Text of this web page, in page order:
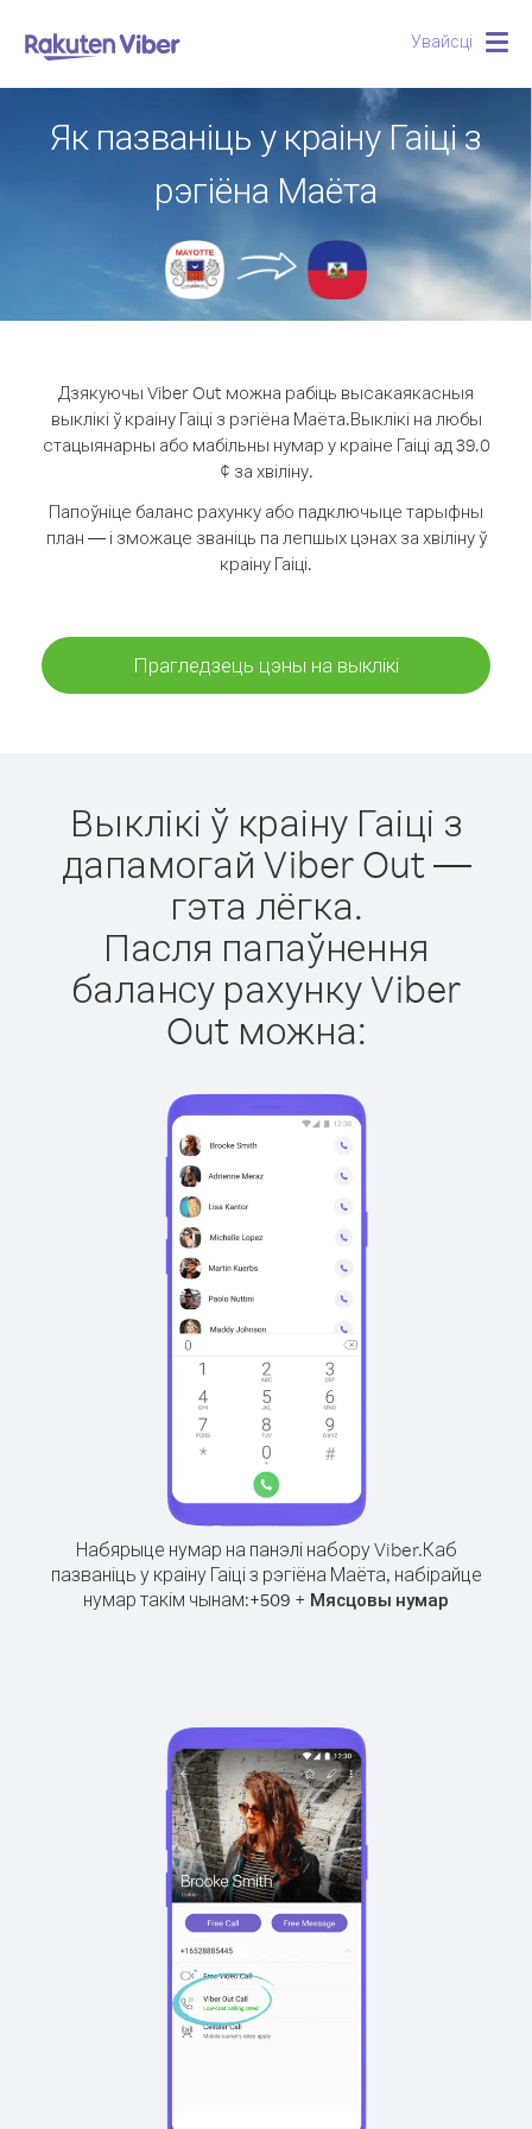
Увайсці
Як пазваніць у краіну Гаіці з
рэгіёна Маёта
Дзякуючы Viber Out можна рабіць высакаякасныя
выклікі ў краіну Гаіці з рэгіёна Маёта.Выклікі на любы
стацыянарны або мабільны нумар у краіне Гаіці ад 39.0
¢ за хвіліну.
Папоўніце баланс рахунку або падключыце тарыфны
план — і зможаце званіць па лепшых цэнах за хвіліну ў
краіну Гаіці.
Прагледзець цэны на выклікі
Выклікі ў краіну Гаіці з
дапамогай Viber Out —
гэта лёгка.
Пасля папаўнення
балансу рахунку Viber
Out можна:
Набярыце нумар на панэлі набору Viber.Каб
пазваніць у краіну Гаіці з рэгіёна Маёта, набірайце
нумар такім чынам:+509 + Мясцовы нумар